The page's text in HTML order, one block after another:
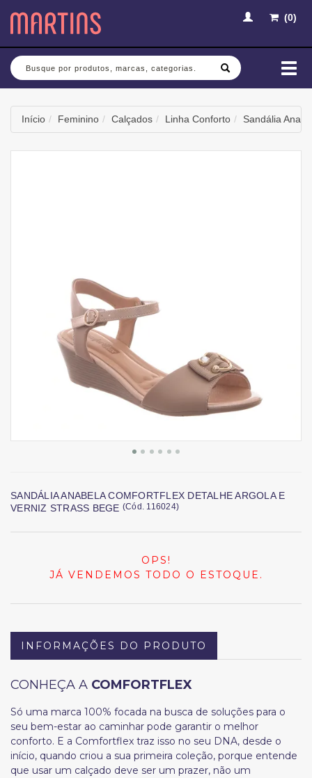
(0)
Busca
Início Feminino Calçados Linha Conforto Sandália
SANDÁLIA ANABELA COMFORTFLEX DETALHE ARGOLA E
VERNIZ STRASS BEGE (Cód. 116024)
OPS!
JÁ VENDEMOS TODO O ESTOQUE.
INFORMAÇÕES DO PRODUTO
CONHEÇA A COMFORTFLEX
Só uma marca 100% focada na busca de soluções para o
seu bem-estar ao caminhar pode garantir o melhor
conforto. E a Comfortflex traz isso no seu DNA, desde o
início, quando criou a sua primeira coleção, porque entende
que usar um calçado deve ser um prazer, não um